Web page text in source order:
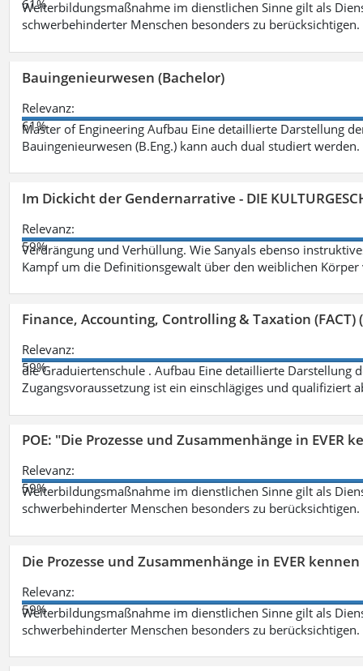
61%
Weiterbildungsmaßnahme im dienstlichen Sinne gilt als
schwerbehinderter Menschen besonders zu berücksichtigen.
Bauingenieurwesen (Bachelor)
Relevanz:
61%
Master of Engineering Aufbau Eine detaillierte Darstellung
Bauingenieurwesen (B.Eng.) kann auch dual studiert
Im Dickicht der Gendernarrative - DIE
Relevanz:
59%
Verdrängung und Verhüllung. Wie Sanyals ebenso
Kampf um die Definitionsgewalt über den weiblichen
Finance, Accounting, Controlling & Taxation (FACT)
Relevanz:
59%
die Graduiertenschule . Aufbau Eine detaillierte Darstellung
Zugangsvoraussetzung ist ein einschlägiges und qualifiziert
POE: "Die Prozesse und Zusammenhänge in EVER
Relevanz:
59%
Weiterbildungsmaßnahme im dienstlichen Sinne gilt als
schwerbehinderter Menschen besonders zu berücksichtigen.
Die Prozesse und Zusammenhänge in EVER
Relevanz:
59%
Weiterbildungsmaßnahme im dienstlichen Sinne gilt als
schwerbehinderter Menschen besonders zu berücksichtigen.